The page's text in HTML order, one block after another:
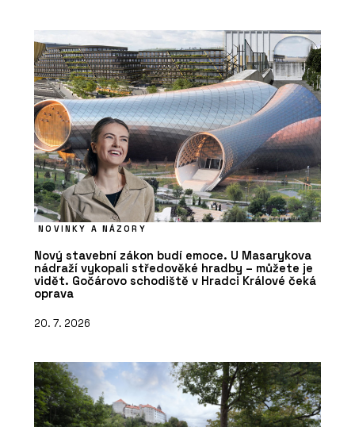
NOVINKY A NÁZORY
Nový stavební zákon budí emoce. U Masarykova
nádraží vykopali středověké hradby – můžete je
vidět. Gočárovo schodiště v Hradci Králové čeká
oprava
20. 7. 2026